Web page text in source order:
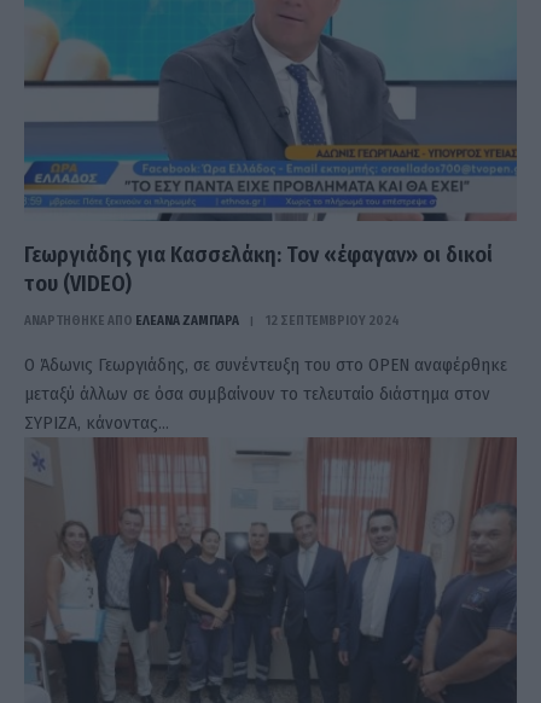
Γεωργιάδης για Κασσελάκη: Τον «έφαγαν» οι δικοί
του (VIDEO)
ΑΝΑΡΤΗΘΗΚΕ ΑΠΟ ΕΛΕΑΝΑ ΖΑΜΠΑΡΑ 12 ΣΕΠΤΕΜΒΡΊΟΥ 2024
Ο Άδωνις Γεωργιάδης, σε συνέντευξη του στο ΟΡΕΝ αναφέρθηκε
μεταξύ άλλων σε όσα συμβαίνουν το τελευταίο διάστημα στον
ΣΥΡΙΖΑ, κάνοντας…